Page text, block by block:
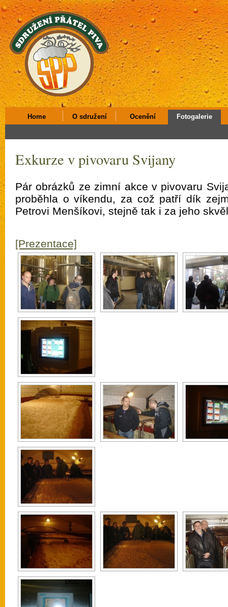
Home O sdružení Ocenění Fotogalerie
Exkurze v pivovaru Svijany
Pár obrázků ze zimní akce v pivovaru
proběhla o víkendu, za což patří dík
Petrovi Menšíkovi, stejně tak i za jeho
[Prezentace]